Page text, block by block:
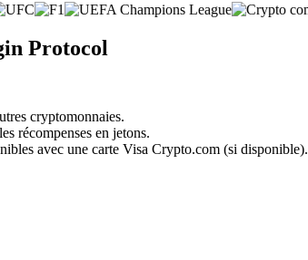
Protocol
cryptomonnaies.
récompenses en jetons.
avec une carte Visa Crypto.com (si disponible).